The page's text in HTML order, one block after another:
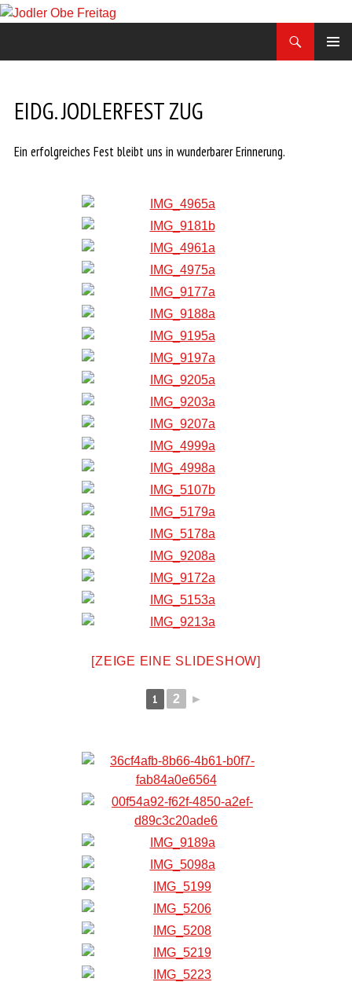
Zum
Inhalt
EIDG. JODLERFEST ZUG
Ein erfolgreiches Fest bleibt uns in wunderbarer Erinnerung.
[ZEIGE EINE SLIDESHOW]
1 2 ►